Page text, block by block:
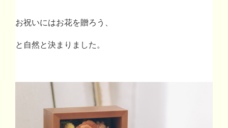
お祝いにはお花を贈ろう、
と自然と決まりました。